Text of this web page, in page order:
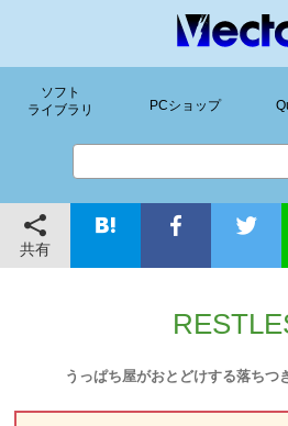
ソフト
ライブラリ
PCショップ
共有
うっぱち屋がおとどけする落ちつ